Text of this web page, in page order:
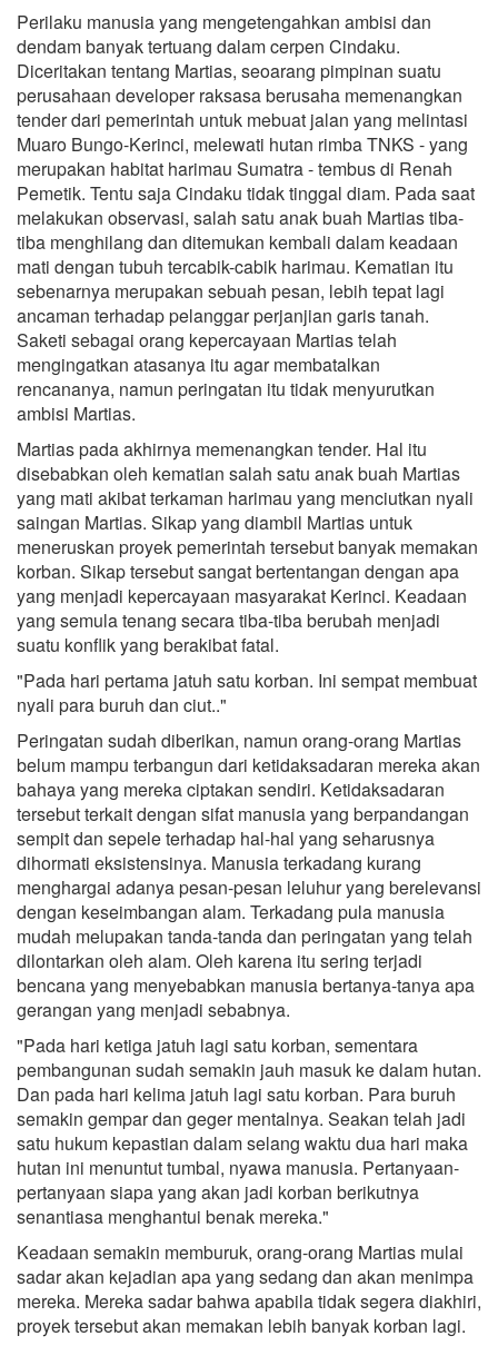
Perilaku manusia yang mengetengahkan ambisi dan
dendam banyak tertuang dalam cerpen Cindaku.
Diceritakan tentang Martias, seoarang pimpinan suatu
perusahaan developer raksasa berusaha memenangkan
tender dari pemerintah untuk mebuat jalan yang melintasi
Muaro Bungo-Kerinci, melewati hutan rimba TNKS - yang
merupakan habitat harimau Sumatra - tembus di Renah
Pemetik. Tentu saja Cindaku tidak tinggal diam. Pada saat
melakukan observasi, salah satu anak buah Martias tiba-
tiba menghilang dan ditemukan kembali dalam keadaan
mati dengan tubuh tercabik-cabik harimau. Kematian itu
sebenarnya merupakan sebuah pesan, lebih tepat lagi
ancaman terhadap pelanggar perjanjian garis tanah.
Saketi sebagai orang kepercayaan Martias telah
mengingatkan atasanya itu agar membatalkan
rencananya, namun peringatan itu tidak menyurutkan
ambisi Martias.
Martias pada akhirnya memenangkan tender. Hal itu
disebabkan oleh kematian salah satu anak buah Martias
yang mati akibat terkaman harimau yang menciutkan nyali
saingan Martias. Sikap yang diambil Martias untuk
meneruskan proyek pemerintah tersebut banyak memakan
korban. Sikap tersebut sangat bertentangan dengan apa
yang menjadi kepercayaan masyarakat Kerinci. Keadaan
yang semula tenang secara tiba-tiba berubah menjadi
suatu konflik yang berakibat fatal.
"Pada hari pertama jatuh satu korban. Ini sempat membuat
nyali para buruh dan ciut.."
Peringatan sudah diberikan, namun orang-orang Martias
belum mampu terbangun dari ketidaksadaran mereka akan
bahaya yang mereka ciptakan sendiri. Ketidaksadaran
tersebut terkait dengan sifat manusia yang berpandangan
sempit dan sepele terhadap hal-hal yang seharusnya
dihormati eksistensinya. Manusia terkadang kurang
menghargai adanya pesan-pesan leluhur yang berelevansi
dengan keseimbangan alam. Terkadang pula manusia
mudah melupakan tanda-tanda dan peringatan yang telah
dilontarkan oleh alam. Oleh karena itu sering terjadi
bencana yang menyebabkan manusia bertanya-tanya apa
gerangan yang menjadi sebabnya.
"Pada hari ketiga jatuh lagi satu korban, sementara
pembangunan sudah semakin jauh masuk ke dalam hutan.
Dan pada hari kelima jatuh lagi satu korban. Para buruh
semakin gempar dan geger mentalnya. Seakan telah jadi
satu hukum kepastian dalam selang waktu dua hari maka
hutan ini menuntut tumbal, nyawa manusia. Pertanyaan-
pertanyaan siapa yang akan jadi korban berikutnya
senantiasa menghantui benak mereka."
Keadaan semakin memburuk, orang-orang Martias mulai
sadar akan kejadian apa yang sedang dan akan menimpa
mereka. Mereka sadar bahwa apabila tidak segera diakhiri,
proyek tersebut akan memakan lebih banyak korban lagi.